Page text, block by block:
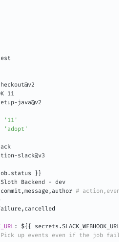
11
-java@v2
'11'
'adopt'
-slack@v3
}}
Sloth Backend - dev
commit ,message,author #
, cancelled
: ${{ secrets.SLACK_WEBHOOK_URL
up events even if the job fails